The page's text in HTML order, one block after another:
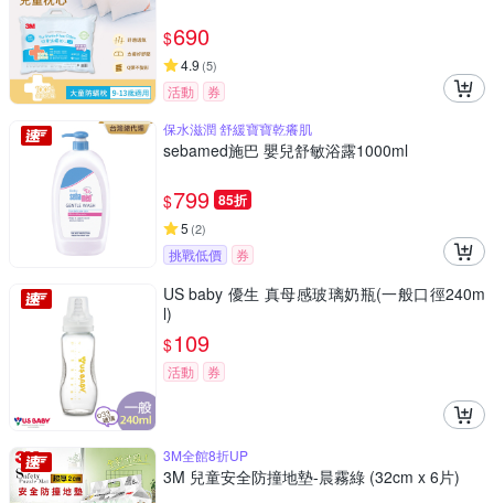
$690
4.9 (5)
活動
券
保水滋潤 舒緩寶寶乾癢肌
sebamed施巴 嬰兒舒敏浴露1000ml
$799 85折
5 (2)
挑戰低價 券
US baby 優生 真母感玻璃奶瓶(一般口徑240m
l)
$109
活動 券
3M全館8折UP
3M 兒童安全防撞地墊-晨霧綠 (32cm x 6片)